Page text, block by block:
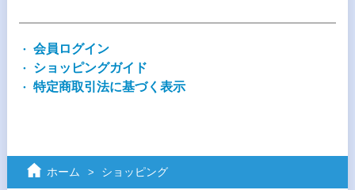
会員ログイン
ショッピングガイド
特定商取引法に基づく表示
ホーム ショッピング